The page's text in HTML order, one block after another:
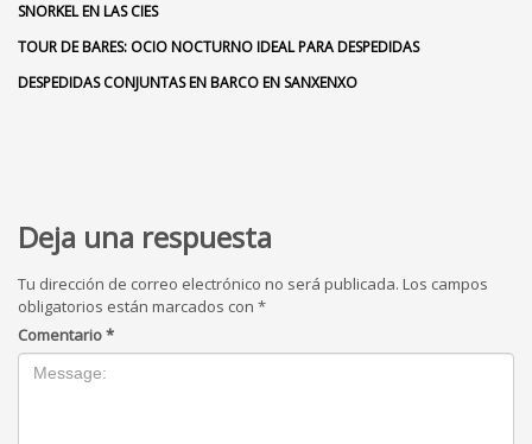
SNORKEL EN LAS CIES
TOUR DE BARES: OCIO NOCTURNO IDEAL PARA DESPEDIDAS
DESPEDIDAS CONJUNTAS EN BARCO EN SANXENXO
Deja una respuesta
Tu dirección de correo electrónico no será publicada. Los campos
obligatorios están marcados con *
Comentario*